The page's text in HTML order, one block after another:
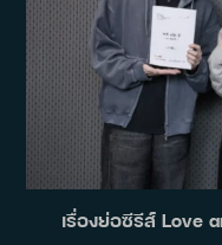
เรื่องย่อซีรีส์ Love